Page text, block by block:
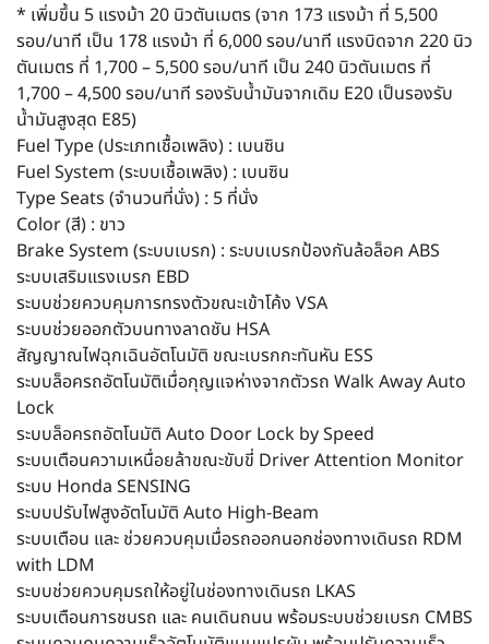
* เพิ่มขึ้น 5 แรงม้า 20 นิวตันเมตร (จาก 173 แรงม้า ที่ 5,500
รอบ/นาที เป็น 178 แรงม้า ที่ 6,000 รอบ/นาที แรงบิดจาก 220 นิว
ตันเมตร ที่ 1,700 – 5,500 รอบ/นาที เป็น 240 นิวตันเมตร ที่
1,700 – 4,500 รอบ/นาที รองรับน้ำมันจากเดิม E20 เป็นรองรับ
น้ำมันสูงสุด E85)
Fuel Type (ประเภทเชื้อเพลิง) : เบนซิน
Fuel System (ระบบเชื้อเพลิง) : เบนซิน
Type Seats (จำนวนที่นั่ง) : 5 ที่นั่ง
Color (สี) : ขาว
Brake System (ระบบเบรก) : ระบบเบรกป้องกันล้อล็อค ABS
ระบบเสริมแรงเบรก EBD
ระบบช่วยควบคุมการทรงตัวขณะเข้าโค้ง VSA
ระบบช่วยออกตัวบนทางลาดชัน HSA
สัญญาณไฟฉุกเฉินอัตโนมัติ ขณะเบรกกะทันหัน ESS
ระบบล็อครถอัตโนมัติเมื่อกุญแจห่างจากตัวรถ Walk Away Auto
Lock
ระบบล็อครถอัตโนมัติ Auto Door Lock by Speed
ระบบเตือนความเหนื่อยล้าขณะขับขี่ Driver Attention Monitor
ระบบ Honda SENSING
ระบบปรับไฟสูงอัตโนมัติ Auto High-Beam
ระบบเตือน และ ช่วยควบคุมเมื่อรถออกนอกช่องทางเดินรถ RDM
with LDM
ระบบช่วยควบคุมรถให้อยู่ในช่องทางเดินรถ LKAS
ระบบเตือนการชนรถ และ คนเดินถนน พร้อมระบบช่วยเบรก CMBS